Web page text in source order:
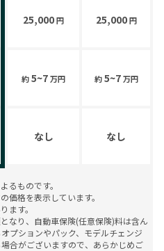
25,000 円
約 5~7 万円
なし
25,000 円
約 5~7 万円
なし
るものです。
価格を表示しています。
ます。
なり、自動車保険(任意保険)料は含ん
プションやパック、モデルチェンジ
合がございますので、あらかじめご